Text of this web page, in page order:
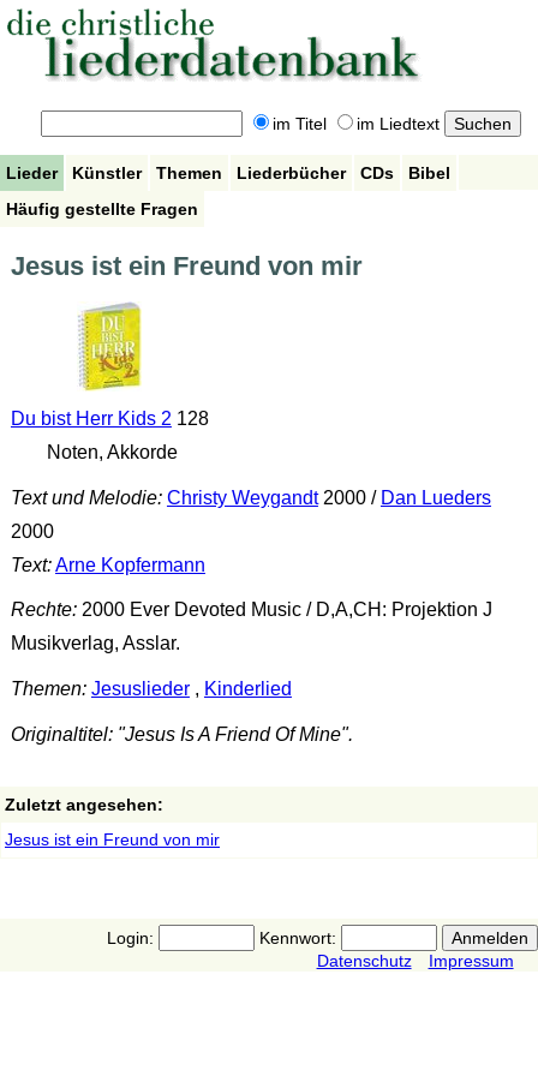
im Titel im Liedtext
Lieder Künstler Themen Liederbücher CDs
Bibel
Häufig gestellte Fragen
Jesus ist ein Freund von mir
Du bist Herr Kids 2 128
Noten, Akkorde
Text und Melodie: Christy Weygandt2000 / Dan Lueders
2000
Text:Arne Kopfermann
Rechte:2000 Ever Devoted Music / D,A,CH: Projektion J
Musikverlag, Asslar.
Themen: Jesuslieder, Kinderlied
Originaltitel: "Jesus Is A Friend Of Mine".
Zuletzt angesehen:
Jesus ist ein Freund von mir
Login:
Kennwort:
Datenschutz
Impressum